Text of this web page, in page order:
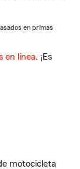
en primas
en línea. ¡Es
motocicleta